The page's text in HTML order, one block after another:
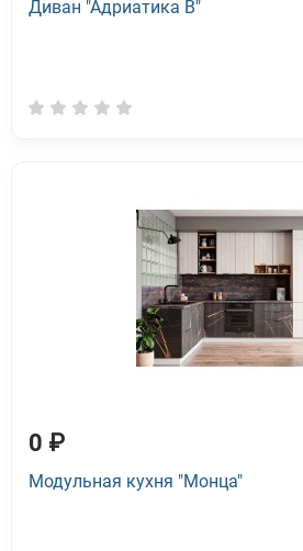
Диван "Адриатика В"
0 ₽
Модульная кухня "Монца"